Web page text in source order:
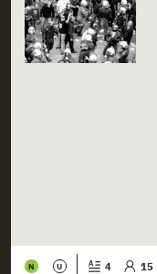
N U 4 15